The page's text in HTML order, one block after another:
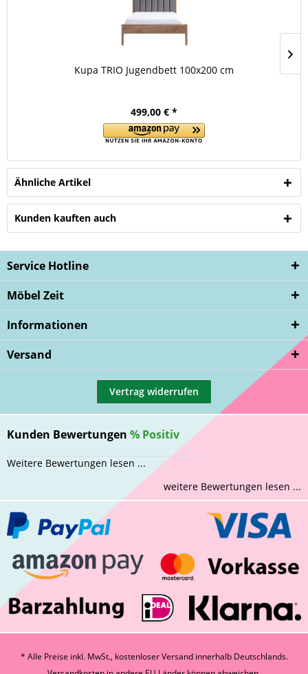
Kupa TRIO Jugendbett 100x200 cm
499,00 € *
Ähnliche Artikel
Kunden kauften auch
Service Hotline
Möbel Zeit
Informationen
Versand
Vertrag widerrufen
Kunden Bewertungen % Positiv
Weitere Bewertungen lesen ...
weitere Bewertungen lesen ...
* Alle Preise inkl. MwSt., kostenloser Versand innerhalb Deutschlands.